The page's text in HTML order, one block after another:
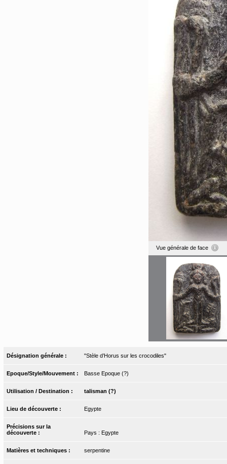
Vue générale de face
Désignation générale : "Stèle d’Horus sur les crocodiles"
Epoque/Style/Mouvement : Basse Epoque (?)
Utilisation / Destination : talisman (?)
Lieu de découverte : Egypte
Précisions sur la
découverte :
Pays : Egypte
Matières et techniques : serpentine